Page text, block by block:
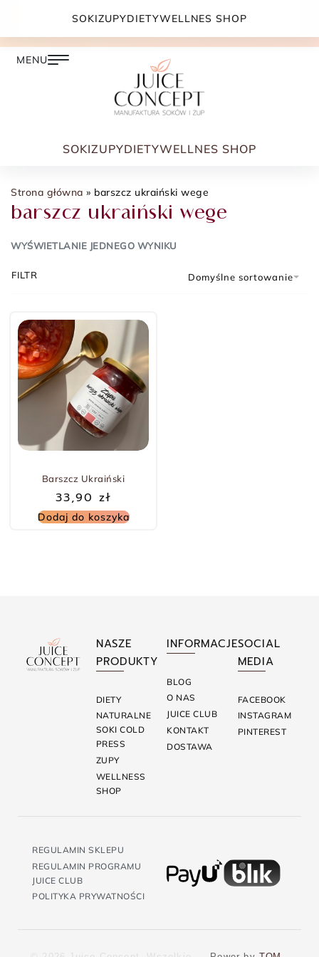
DARMOWA DOSTAWA PRZY ZAMÓWIENIU JUŻ OD
SOKIZUPYDIETYWELLNES SHOP
Strona główna » barszcz ukraiński wege
barszcz ukraiński wege
WYŚWIETLANIE JEDNEGO WYNIKU
Domyślne sortowanie
FILTR
Barszcz Ukraiński
33,90 zł
Dodaj do koszyka
NASZE
PRODUKTY
DIETY
NATURALNE
SOKI COLD
PRESS
ZUPY
WELLNESS
SHOP
INFORMACJE
BLOG
O NAS
JUICE CLUB
KONTAKT
DOSTAWA
SOCIAL
MEDIA
FACEBOOK
INSTAGRAM
PINTEREST
REGULAMIN SKLEPU
REGULAMIN PROGRAMU
JUICE CLUB
POLITYKA PRYWATNOŚCI
SOKIZUPYDIETYWELLNES SHOP